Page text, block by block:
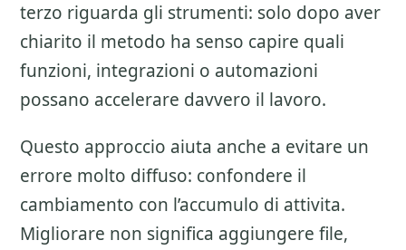
terzo riguarda gli strumenti: solo dopo aver
chiarito il metodo ha senso capire quali
funzioni, integrazioni o automazioni
possano accelerare davvero il lavoro.
Questo approccio aiuta anche a evitare un
errore molto diffuso: confondere il
cambiamento con l’accumulo di attivita.
Migliorare non significa aggiungere file,